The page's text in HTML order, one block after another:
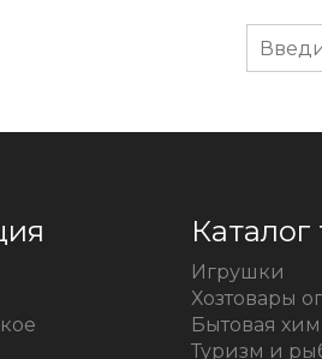
Каталог
Игрушки
Хозтовары
Бытовая
Туризм и